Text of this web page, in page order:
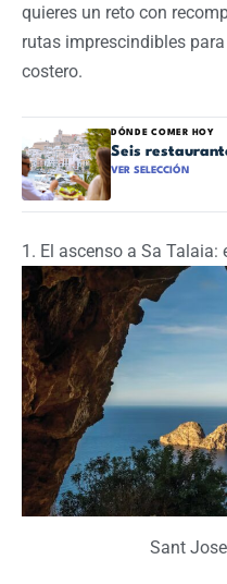
quieres un reto con
rutas imprescindibles
costero.
DÓNDE COMER HOY
Seis
VER SELECCIÓN
1. El ascenso a Sa Talaia:
Sant